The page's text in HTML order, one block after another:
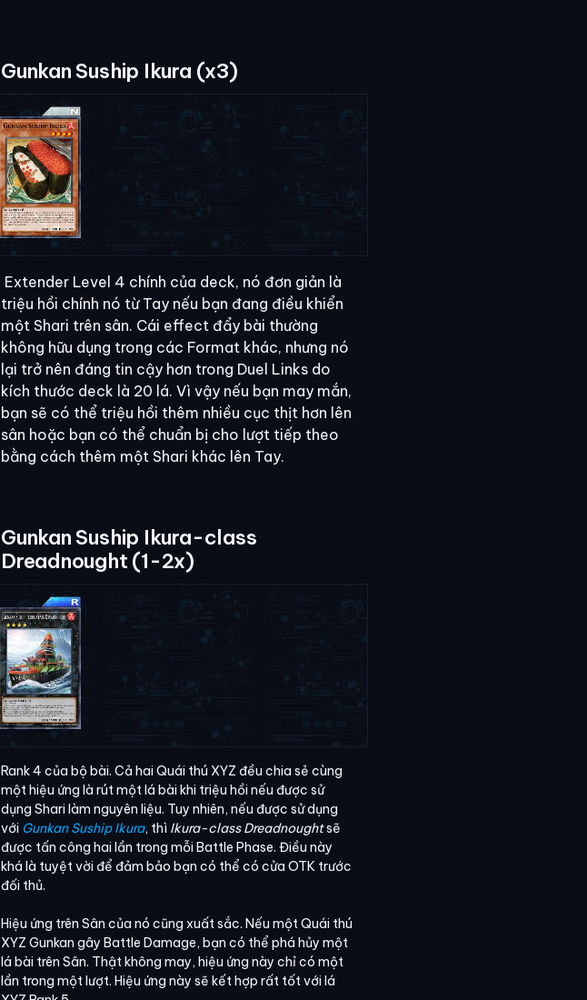
Gunkan Suship Ikura (x3)
Extender Level 4 chính của deck, nó đơn giản là
triệu hồi chính nó từ Tay nếu bạn đang điều khiển
một Shari trên sân. Cái effect đẩy bài thường
không hữu dụng trong các Format khác, nhưng nó
lại trở nên đáng tin cậy hơn trong Duel Links do
kích thước deck là 20 lá. Vì vậy nếu bạn may mắn,
bạn sẽ có thể triệu hồi thêm nhiều cục thịt hơn lên
sân hoặc bạn có thể chuẩn bị cho lượt tiếp theo
bằng cách thêm một Shari khác lên Tay.
Gunkan Suship Ikura-class
Dreadnought (1-2x)
Rank 4 của bộ bài. Cả hai Quái thú XYZ đều chia sẻ cùng
một hiệu ứng là rút một lá bài khi triệu hồi nếu được sử
dụng Shari làm nguyên liệu. Tuy nhiên, nếu được sử dụng
với Gunkan Suship Ikura, thì Ikura-class Dreadnoughtsẽ
được tấn công hai lần trong mỗi Battle Phase. Điều này
khá là tuyệt vời để đảm bảo bạn có thể có cửa OTK trước
đối thủ.
Hiệu ứng trên Sân của nó cũng xuất sắc. Nếu một Quái thú
XYZ Gunkan gây Battle Damage, bạn có thể phá hủy một
lá bài trên Sân. Thật không may, hiệu ứng này chỉ có một
lần trong một lượt. Hiệu ứng này sẽ kết hợp rất tốt với lá